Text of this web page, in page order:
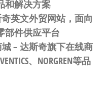
和解决方案
英文外贸网站，面向
部件供应平台
城– 达斯奇旗下在线商
、NORGREN等品